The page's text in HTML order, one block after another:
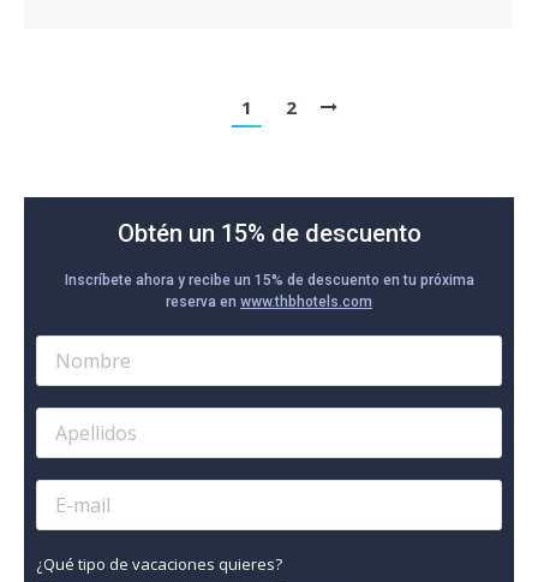
1 2
Obtén un 15% de descuento
Inscríbete ahora y recibe un 15% de descuento en tu próxima
reserva en www.thbhotels.com
¿Qué tipo de vacaciones quieres?